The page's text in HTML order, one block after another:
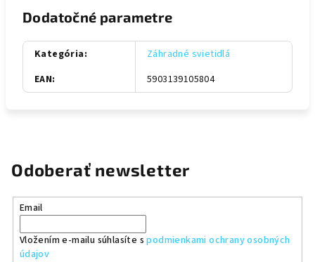
Dodatočné parametre
Kategória:
Záhradné svietidlá
EAN: 5903139105804
Odoberať newsletter
Email
Vložením e-mailu súhlasíte spodmienkami ochrany osobných
údajov